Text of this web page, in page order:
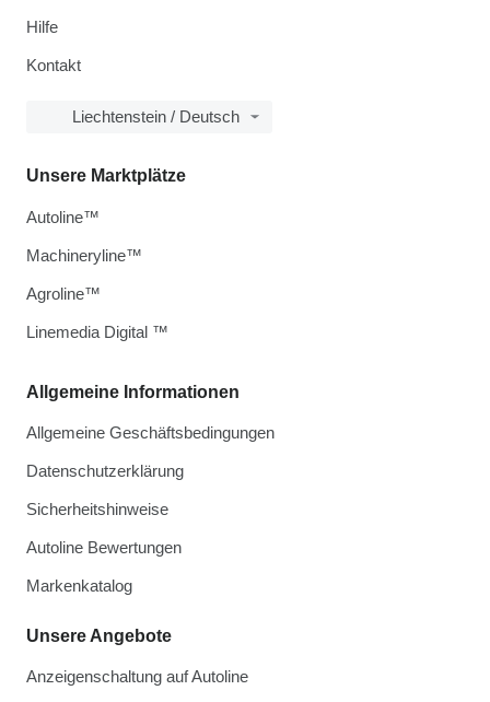
Hilfe
Kontakt
Liechtenstein / Deutsch
Allgemeine Informationen
Allgemeine Geschäftsbedingungen
Datenschutzerklärung
Sicherheitshinweise
Autoline Bewertungen
Markenkatalog
Unsere Angebote
Anzeigenschaltung auf Autoline
Unsere Marktplätze
Autoline™
Machineryline™
Agroline™
Linemedia Digital ™